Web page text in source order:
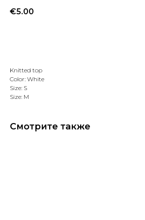
€5.00
Knitted top
Color: White
Size: S
Size: M
Смотрите также